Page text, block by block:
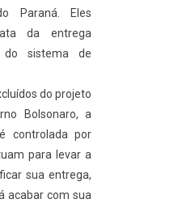
Paraná. Eles
da entrega
do sistema de
do projeto
Bolsonaro, a
controlada por
para levar a
sua entrega,
acabar com sua